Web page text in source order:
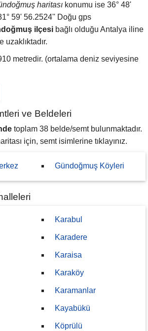
haritası konumu ise 36° 48'
59' 56.2524'' Doğu gps
ilçesi bağlı olduğu Antalya iline
uzaklıktadır.
metredir. (ortalama deniz seviyesine
ve Beldeleri
toplam 38 belde/semt bulunmaktadır.
için, semt isimlerine tıklayınız.
Gündoğmuş Köyleri
Karabul
Karadere
Karaisa
Karaköy
Karamanlar
Kayabükü
Köprülü